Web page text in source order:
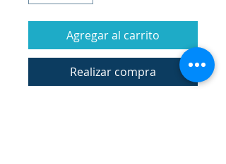
Agregar al carrito
Realizar compra